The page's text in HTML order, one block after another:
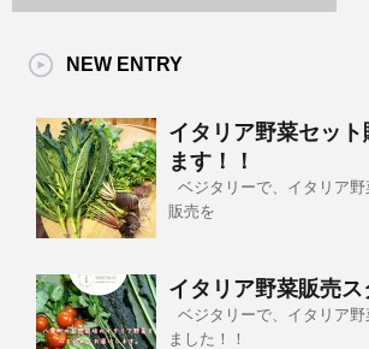
NEW ENTRY
イタリア野菜セット
ます！！
ベジタリーで、イタリア
販売を
イタリア野菜販売ス
ベジタリーで、イタリア
ました！！